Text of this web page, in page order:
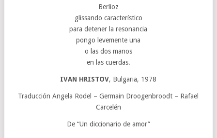
Berlioz
glissando característico
para detener la resonancia
pongo levemente una
o las dos manos
en las cuerdas.
IVAN HRISTOV, Bulgaria, 1978
Traducción Angela Rodel – Germain Droogenbroodt – Rafael
Carcelén
De “Un diccionario de amor”